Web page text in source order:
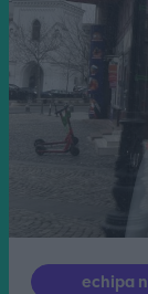
echipa